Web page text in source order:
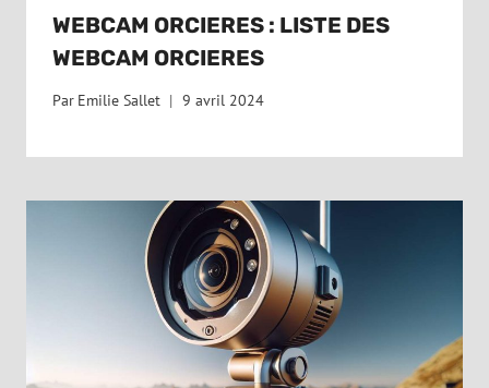
WEBCAM ORCIERES : LISTE DES
WEBCAM ORCIERES
Par Emilie Sallet 9 avril 2024